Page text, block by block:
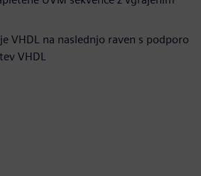
VHDL na naslednjo raven s podporo
VHDL